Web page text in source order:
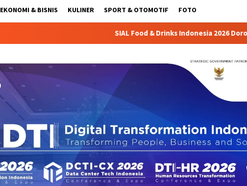
EKONOMI & BISNIS KULINER SPORT & OTOMOTIF FOTO
SIAL Food & Drinks Indonesia 2026 Dorong Daya Saing Industri